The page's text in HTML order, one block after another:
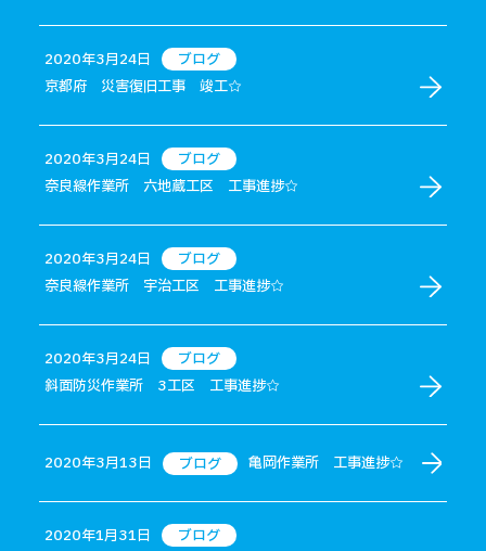
2020年3月24日
ブログ
京都府 災害復旧工事 竣工☆
2020年3月24日
ブログ
奈良線作業所 六地蔵工区 工事進捗☆
2020年3月24日
ブログ
奈良線作業所 宇治工区 工事進捗☆
2020年3月24日
ブログ
斜面防災作業所 3工区 工事進捗☆
2020年3月13日 ブログ 亀岡作業所 工事進捗☆
2020年1月31日
ブログ